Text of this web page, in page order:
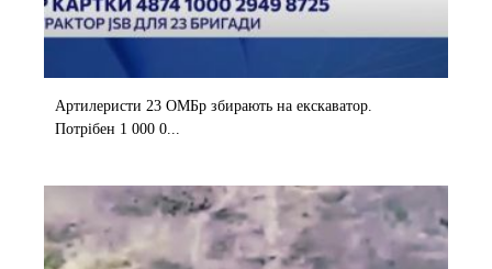
Артилеристи 23 ОМБр збирають на екскаватор.
Потрібен 1 000 0...